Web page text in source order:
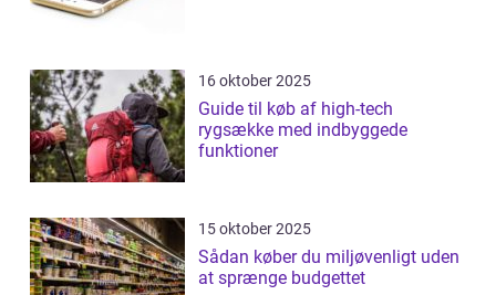
16 oktober 2025
Guide til køb af high-tech
rygsække med indbyggede
funktioner
15 oktober 2025
Sådan køber du miljøvenligt uden
at sprænge budgettet